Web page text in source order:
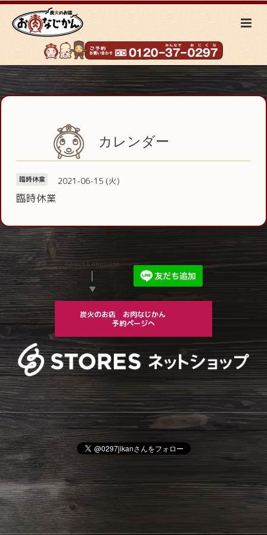
カレンダー
臨時休業 2021-06-15 (火)
臨時休業
Select Language
▼
炭火のお店 お肉なじかん
予約ページへ